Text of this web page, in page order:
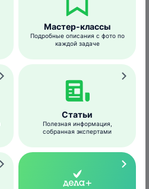
Гроздевая
листовертка
0,5–1
Мастер-классы
Подробные описания с фото по
каждой задаче
Статьи
Полезная информация,
собранная экспертами